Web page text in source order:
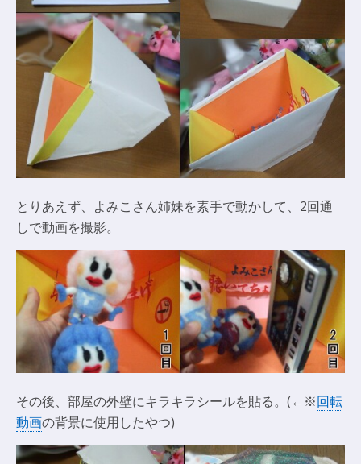
とりあえず、よみこさん姉妹を素手で動かして、2回通
しで動画を撮影。
その後、部屋の外壁にキラキラシールを貼る。(←※回転
動画の背景に使用したやつ)